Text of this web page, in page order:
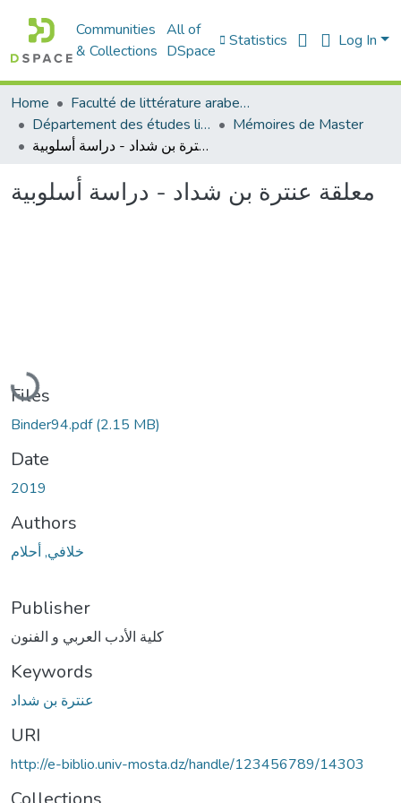
Communities
& Collections
All of
DSpace
Statistics Log In
Home
Faculté de littérature arabe et des arts
Département des études littéraires et critiques
Mémoires de Master
معلقة عنترة بن شداد - دراسة أسلوبية
معلقة عنترة بن شداد - دراسة أسلوبية
Loading...
Files
Binder94.pdf(2.15 MB)
Date
2019
Authors
خلافي, أحلام
Publisher
كلية الأدب العربي و الفنون
Keywords
عنترة بن شداد
URI
http://e-biblio.univ-mosta.dz/handle/123456789/14303